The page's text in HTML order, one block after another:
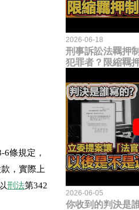
6條規定，
，實際上
刑法第342
2026-06-18
刑事訴訟法羈押
犯罪者？限縮羈
2026-06-05
你收到的判決是